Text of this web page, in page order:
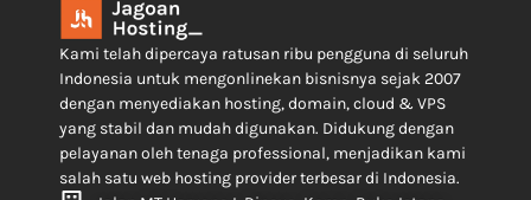
Kami telah dipercaya ratusan ribu pengguna di seluruh
Indonesia untuk mengonlinekan bisnisnya sejak 2007
dengan menyediakan hosting, domain, cloud & VPS
yang stabil dan mudah digunakan. Didukung dengan
pelayanan oleh tenaga professional, menjadikan kami
salah satu web hosting provider terbesar di Indonesia.